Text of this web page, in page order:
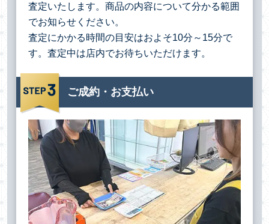
査定いたします。商品の内容について分かる範囲
でお知らせください。
査定にかかる時間の目安はおよそ10分～15分で
す。査定中は店内でお待ちいただけます。
ご成約・お支払い